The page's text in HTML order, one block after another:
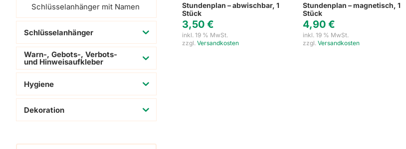
Stundenplan – abwischbar, 1
Stück
3,50 €
inkl. 19 % MwSt.
zzgl. Versandkosten
Stundenplan – magnetisch, 1
Stück
4,90 €
inkl. 19 % MwSt.
zzgl. Versandkosten
Schlüsselanhänger mit Namen
Schlüsselanhänger
Warn-, Gebots-, Verbots-
und Hinweisaufkleber
Hygiene
Dekoration